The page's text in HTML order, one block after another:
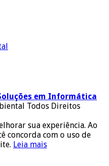
em Informática
Todos Direitos
sua experiência. Ao
concorda com o uso de
Leia mais